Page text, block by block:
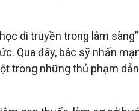
di truyền trong lâm
Qua đây, bác sỹ nhấn
trong những thủ phạm